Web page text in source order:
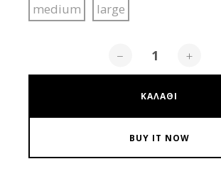
medium
large
− +
ΚΑΛΆΘΙ
BUY IT NOW